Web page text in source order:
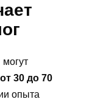
от 30 до 70
опыта